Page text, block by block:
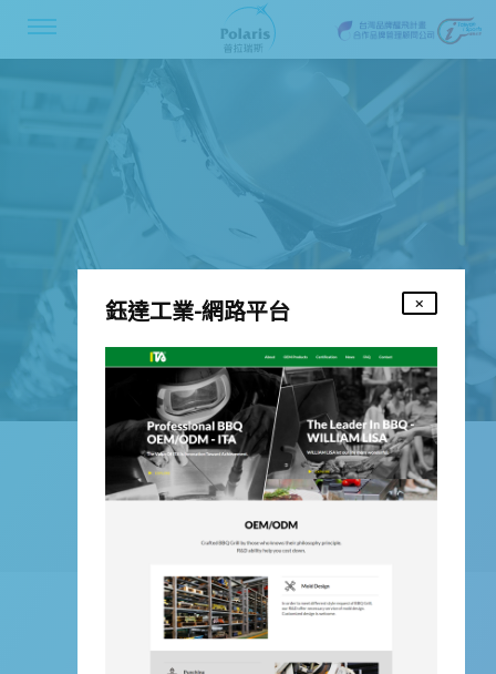
鈺達工業
鈺達工業-網路平台